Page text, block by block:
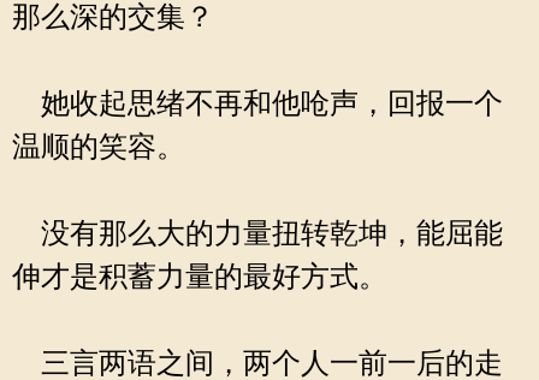
那么深的交集？
她收起思绪不再和他呛声，回报一个
温顺的笑容。
没有那么大的力量扭转乾坤，能屈能
伸才是积蓄力量的最好方式。
三言两语之间，两个人一前一后的走